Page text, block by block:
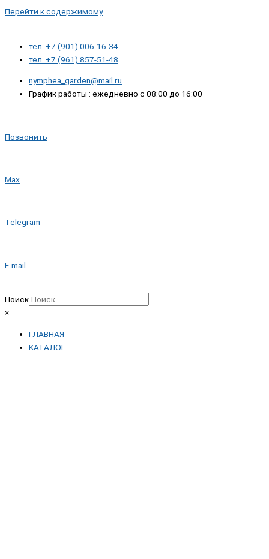
Перейти к содержимому
тел. +7 (901) 006-16-34
тел. +7 (961) 857-51-48
nymphea_garden@mail.ru
График работы : ежедневно с 08:00 до 16:00
Позвонить
Max
Telegram
E-mail
Поиск
×
ГЛАВНАЯ
КАТАЛОГ